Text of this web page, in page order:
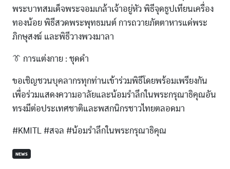
พระบาทสมเด็จพระจอมเกล้าเจ้าอยู่หัว พิธีจุดธูปเทียนเครื่อง
ทองน้อย พิธีสวดพระพุทธมนต์ การถวายภัตตาหารแด่พระ
ภิกษุสงฆ์ และพิธีวางพวงมาลา
👔 การแต่งกาย : ชุดดำ
ขอเชิญชวนบุคลากรทุกท่านเข้าร่วมพิธีโดยพร้อมเพรียงกัน
เพื่อร่วมแสดงความอาลัยและน้อมรำลึกในพระกรุณาธิคุณอัน
ทรงมีต่อประเทศชาติและพสกนิกรชาวไทยตลอดมา
#KMITL #สจล #น้อมรำลึกในพระกรุณาธิคุณ
NEWS